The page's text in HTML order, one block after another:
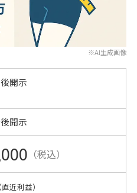
※AI生成画像
開示
開示
（税込）
（直近利益）